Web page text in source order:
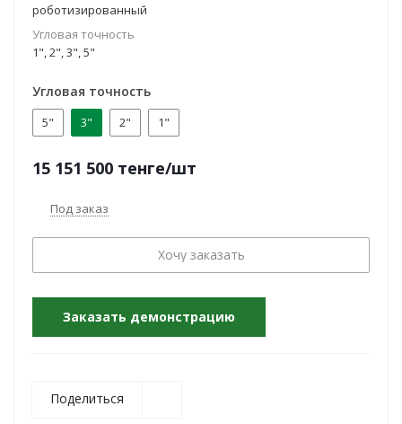
роботизированный
Угловая точность
1", 2", 3", 5"
Угловая точность
5" 3" 2" 1"
15 151 500 тенге/шт
Под заказ
Хочу заказать
Заказать демонстрацию
Поделиться